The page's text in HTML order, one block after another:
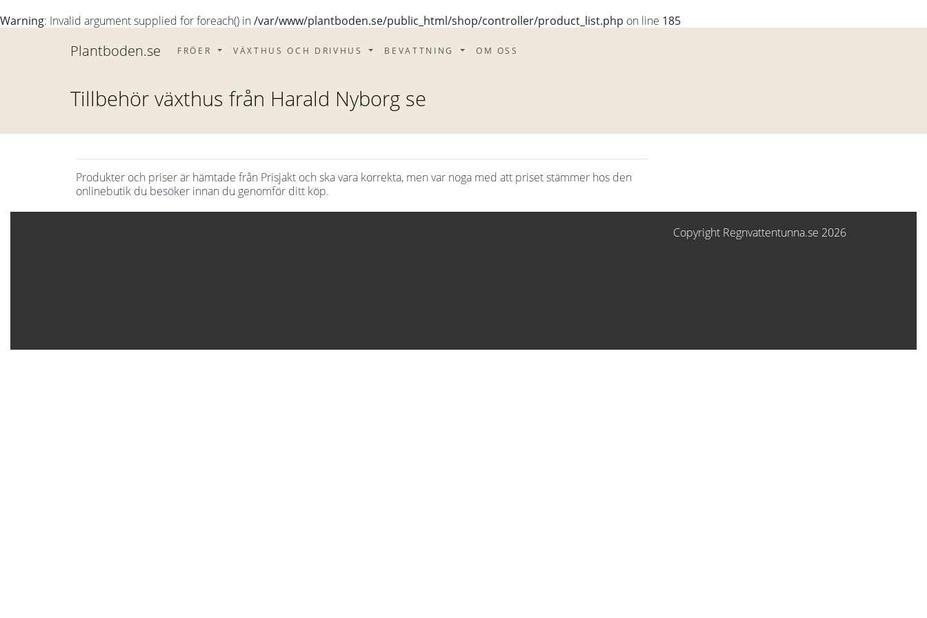
Warning: Invalid argument supplied for foreach() in/var/www/plantboden.se/public_html/shop/controller/product_list.php on line 185
Plantboden.se FRÖER VÄXTHUS OCH DRIVHUS BEVATTNING OM OSS
Tillbehör växthus från Harald Nyborg se
Produkter och priser är hämtade från Prisjakt och ska vara korrekta, men var noga med att priset stämmer hos den
onlinebutik du besöker innan du genomför ditt köp.
Copyright Regnvattentunna.se 2026